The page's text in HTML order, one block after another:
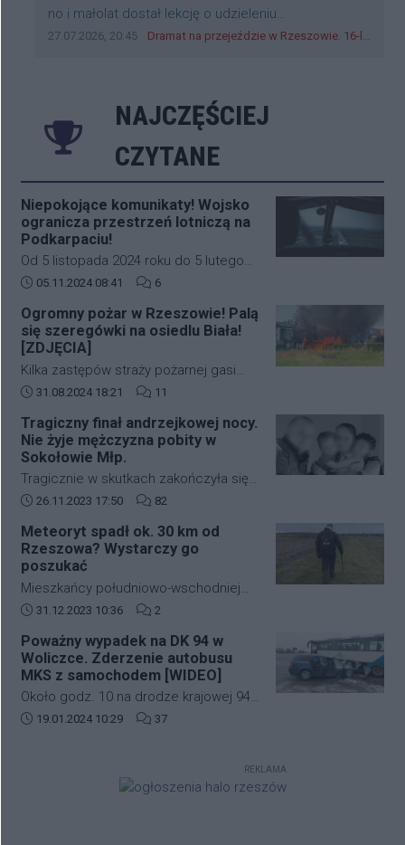
Treść komentarza:
no i małolat dostał lekcję o udzieleniu
pierwszeństwa
Data dodania komentarza:
27.07.2026, 20:45 Źródło komentarza:
Dramat na przejeździe w Rzeszowie. 16-latek na hulajnodze wjechał wprost pod szynobus
NAJCZĘŚCIEJ
CZYTANE
Niepokojące komunikaty! Wojsko
ogranicza przestrzeń lotniczą na
Podkarpaciu!
Od 5 listopada 2024 roku do 5 lutego
2025 roku w południowo-wschodniej
obowiązywać będą nowe, bardziej
restrykcyjne zasady dotyczące ruchu
lotniczego. Decyzja ta została podjęta
na wniosek Dowództwa Operacyjnego
Rodzajów Sił Zbrojnych i wprowadza
strefę ograniczonej lotności EP R125.
Data dodania artykułu:
05.11.2024 08:41 Liczba komentarzy artykułu:
6
Ogromny pożar w Rzeszowie! Palą
się szeregówki na osiedlu Biała!
[ZDJĘCIA]
Kilka zastępów straży pożarnej gasi
duży pożar budynków mieszkalnych w
kardynała Karola Wojtyły na
rzeszowskim osiedlu Biała.
Data dodania artykułu:
31.08.2024 18:21 Liczba komentarzy artykułu:
11
Tragiczny finał andrzejkowej nocy.
Nie żyje mężczyzna pobity w
Sokołowie Młp.
Tragicznie w skutkach zakończyła się
andrzejkowa noc w Sokołowie Młp. W
mężczyzna. Zmarł w drodze do
szpitala.
Data dodania artykułu:
26.11.2023 17:50 Liczba komentarzy artykułu:
82
Meteoryt spadł ok. 30 km od
Rzeszowa? Wystarczy go
poszukać
Mieszkańcy południowo-wschodniej
Polski kilkanaście dni temu mogli
Świadkowie zdarzenia twierdzą, że
najpierw usłyszeli głośny huk, a
następnie zobaczyli jasną kulę ognia,
która przeleciała przez niebo.
Data dodania artykułu:
31.12.2023 10:36 Liczba komentarzy artykułu:
2
Poważny wypadek na DK 94 w
Woliczce. Zderzenie autobusu
MKS z samochodem [WIDEO]
Około godz. 10 na drodze krajowej 94
w Woliczce w gminie Świlcza doszło
Data dodania artykułu:
19.01.2024 10:29 Liczba komentarzy artykułu:
37
REKLAMA